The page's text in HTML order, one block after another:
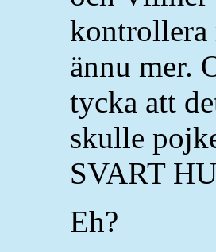
kontrollera
ännu mer.
tycka att
skulle
SVART
Eh?